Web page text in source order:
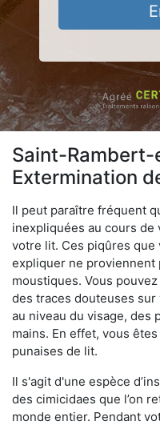
Saint-
Extermination
Il peut paraître fréquent
inexpliquées au cours de
votre lit. Ces piqûres que
expliquer ne proviennent
moustiques. Vous
des traces douteuses
au niveau du visage, des
mains. En effet, vous
punaises de lit.
Il s'agit d'une espèce
des cimicidaes que l’on
monde entier. Pendant